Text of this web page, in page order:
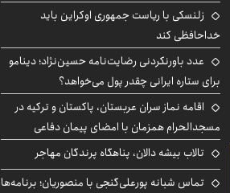
زلنسکی با ریاست جمهوری اوکراین باید
خداحافظی کند
عدد باورنکردنی رضایت‌نامه حسین‌نژاد؛ دینامو
برای ستاره ایرانی چقدر پول می‌خواهد؟
اقامه نماز سران عربستان، پاکستان و ترکیه در
مسجدالحرام همزمان با امضای پیمان دفاعی
تالاب بیشه دالان، پناهگاه پرندگان مهاجر
تماس شبانه پورعلی‌گنجی با منصوریان؛ برنامه‌ها